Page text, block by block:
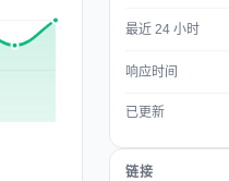
最近 24 小时
响应时间
已更新
链接